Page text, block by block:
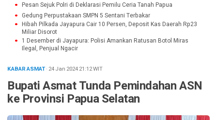
Pesan Sejuk Polri di Deklarasi Pemilu Ceria Tanah Papua
Gedung Perpustakaan SMPN 5 Sentani Terbakar
Hibah Pilkada Jayapura Cair 10 Persen, Deposit Kas Daerah Rp23
Miliar Disorot
1 Desember di Jayapura: Polisi Amankan Ratusan Botol Miras
Ilegal, Penjual Ngacir
KABAR ASMAT· 24 Jan 202421:12WIT
Bupati Asmat Tunda Pemindahan ASN
ke Provinsi Papua Selatan